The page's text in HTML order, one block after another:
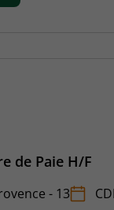
de Paie H/F
- 13 CDI